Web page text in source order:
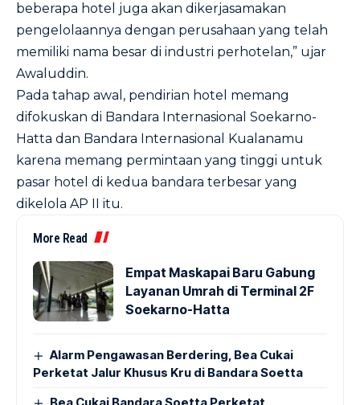
beberapa hotel juga akan dikerjasamakan
pengelolaannya dengan perusahaan yang telah
memiliki nama besar di industri perhotelan,” ujar
Awaluddin.
Pada tahap awal, pendirian hotel memang
difokuskan di Bandara Internasional Soekarno-
Hatta dan Bandara Internasional Kualanamu
karena memang permintaan yang tinggi untuk
pasar hotel di kedua bandara terbesar yang
dikelola AP II itu.
More Read
Empat Maskapai Baru Gabung
Layanan Umrah di Terminal 2F
Soekarno-Hatta
Alarm Pengawasan Berdering, Bea Cukai
Perketat Jalur Khusus Kru di Bandara Soetta